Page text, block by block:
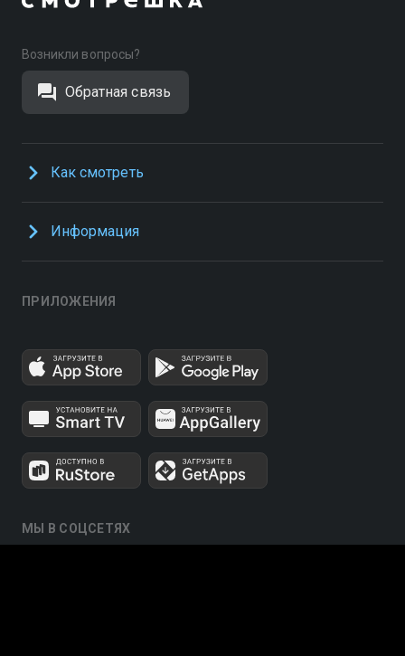
Возникли вопросы?
Обратная связь
Как смотреть
Информация
ПРИЛОЖЕНИЯ
МЫ В СОЦСЕТЯХ